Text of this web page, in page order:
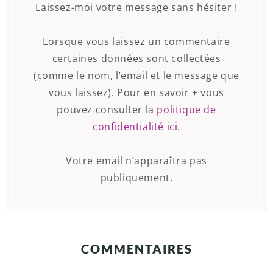
Laissez-moi votre message sans hésiter !
Lorsque vous laissez un commentaire
certaines données sont collectées
(comme le nom, l’email et le message que
vous laissez). Pour en savoir + vous
pouvez consulter la politique de
confidentialité ici.
Votre email n’apparaîtra pas
publiquement.
COMMENTAIRES